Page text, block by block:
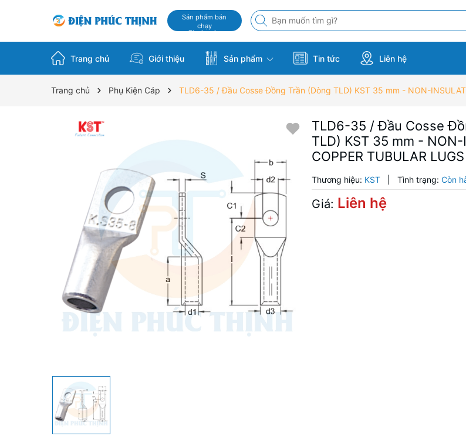
Sản phẩm bán
chạy
Flash sale
Trang chủ Giới thiệu Sản phẩm Tin tức Liên hệ
Trang chủ Phụ Kiện Cáp TLD6-35 / Đầu Cosse Đồng Trần (Dòng TLD) KST 35 mm - NON-
TLD6-35 / Đầu Cosse
TLD) KST 35 mm - NON-
COPPER TUBULAR
Thương hiệu: KST Tình trạng: Còn
Giá: Liên hệ